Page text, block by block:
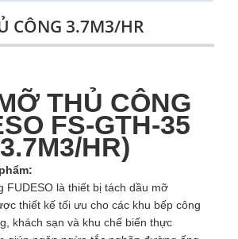
CÔNG 3.7M3/HR
THỦ CÔNG
FS-GTH-35
HR)
FUDESO là thiết bị tách dầu mỡ
thiết kế tối ưu cho các khu bếp công
khách sạn và khu chế biến thực